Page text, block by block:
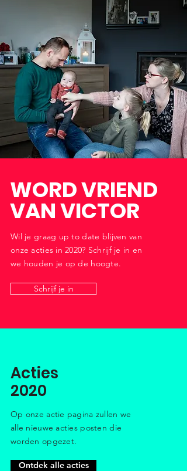
WORD VRIEND
VAN VICTOR
Wil je graag up to date blijven van
onze acties in 2020? Schrijf je in en
we houden je op de hoogte.
Schrijf je in
Acties
2020
Op onze actie pagina zullen we
alle nieuwe acties posten die
worden opgezet.
Ontdek alle acties